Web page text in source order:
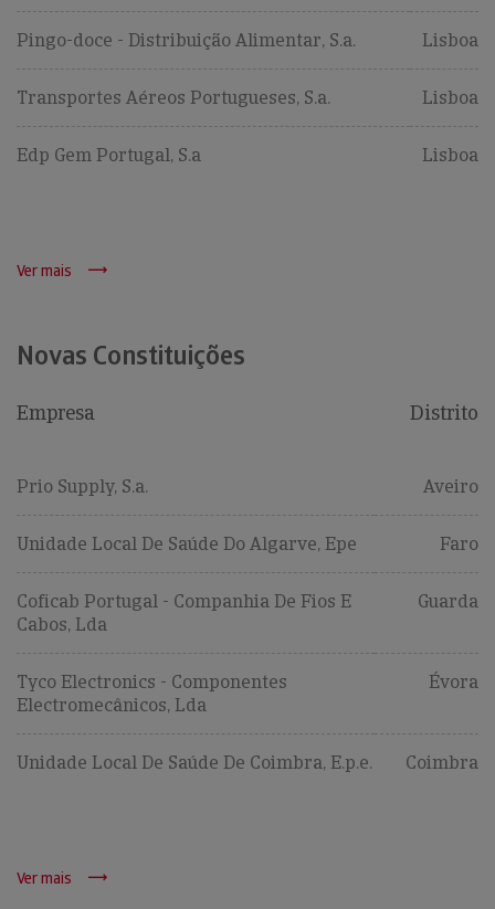
Pingo-doce - Distribuição Alimentar, S.a. Lisboa
Transportes Aéreos Portugueses, S.a. Lisboa
Edp Gem Portugal, S.a Lisboa
Ver mais
Novas Constituições
Empresa Distrito
Prio Supply, S.a. Aveiro
Unidade Local De Saúde Do Algarve, Epe Faro
Coficab Portugal - Companhia De Fios E
Cabos, Lda
Guarda
Tyco Electronics - Componentes
Electromecânicos, Lda
Évora
Unidade Local De Saúde De Coimbra, E.p.e. Coimbra
Ver mais